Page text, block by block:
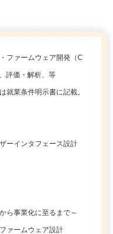
ファームウェア開発（C
評価・解析、等
就業条件明示書に記載。
ーインタフェース設計
ら事業化に至るまで～
ァームウェア設計